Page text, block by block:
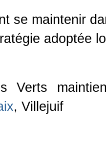
se maintenir
adoptée
Verts
, Villejuif